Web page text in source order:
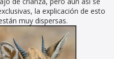
la explicación de esto
muy dispersas.